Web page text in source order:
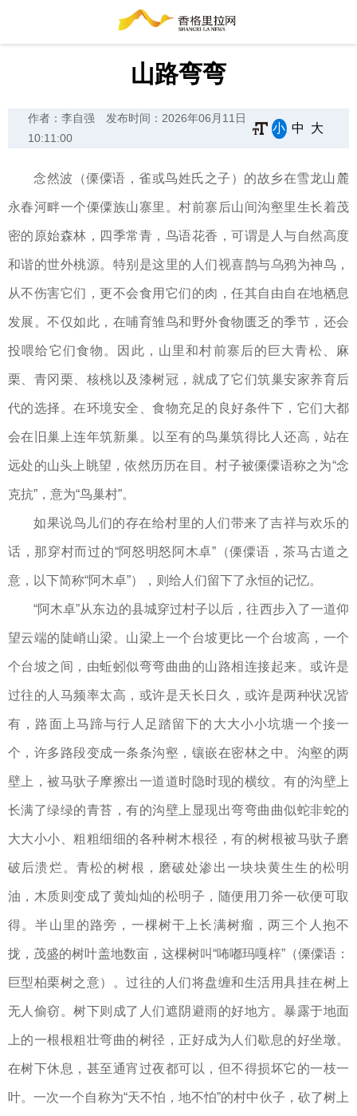
山路弯弯
作者：李自强
发布时间：2026年06月11日
10:11:00
小 中 大
念然波（傈僳语，雀或鸟姓氏之子）的故乡在雪龙山麓
永春河畔一个傈僳族山寨里。村前寨后山间沟壑里生长着茂
密的原始森林，四季常青，鸟语花香，可谓是人与自然高度
和谐的世外桃源。特别是这里的人们视喜鹊与乌鸦为神鸟，
从不伤害它们，更不会食用它们的肉，任其自由自在地栖息
发展。不仅如此，在哺育雏鸟和野外食物匮乏的季节，还会
投喂给它们食物。因此，山里和村前寨后的巨大青松、麻
栗、青冈栗、核桃以及漆树冠，就成了它们筑巢安家养育后
代的选择。在环境安全、食物充足的良好条件下，它们大都
会在旧巢上连年筑新巢。以至有的鸟巢筑得比人还高，站在
远处的山头上眺望，依然历历在目。村子被傈僳语称之为“念
克抗”，意为“鸟巢村”。
如果说鸟儿们的存在给村里的人们带来了吉祥与欢乐的
话，那穿村而过的“阿怒明怒阿木卓”（傈僳语，茶马古道之
意，以下简称“阿木卓”），则给人们留下了永恒的记忆。
“阿木卓”从东边的县城穿过村子以后，往西步入了一道仰
望云端的陡峭山梁。山梁上一个台坡更比一个台坡高，一个
个台坡之间，由蚯蚓似弯弯曲曲的山路相连接起来。或许是
过往的人马频率太高，或许是天长日久，或许是两种状况皆
有，路面上马蹄与行人足踏留下的大大小小坑塘一个接一
个，许多路段变成一条条沟壑，镶嵌在密林之中。沟壑的两
壁上，被马驮子摩擦出一道道时隐时现的横纹。有的沟壁上
长满了绿绿的青苔，有的沟壁上显现出弯弯曲曲似蛇非蛇的
大大小小、粗粗细细的各种树木根径，有的树根被马驮子磨
破后溃烂。青松的树根，磨破处渗出一块块黄生生的松明
油，木质则变成了黄灿灿的松明子，随便用刀斧一砍便可取
得。半山里的路旁，一棵树干上长满树瘤，两三个人抱不
拢，茂盛的树叶盖地数亩，这棵树叫“咘嘟玛嘎梓”（傈僳语：
巨型柏栗树之意）。过往的人们将盘缠和生活用具挂在树上
无人偷窃。树下则成了人们遮阴避雨的好地方。暴露于地面
上的一根根粗壮弯曲的树径，正好成为人们歇息的好坐墩。
在树下休息，甚至通宵过夜都可以，但不得损坏它的一枝一
叶。一次一个自称为“天不怕，地不怕”的村中伙子，砍了树上